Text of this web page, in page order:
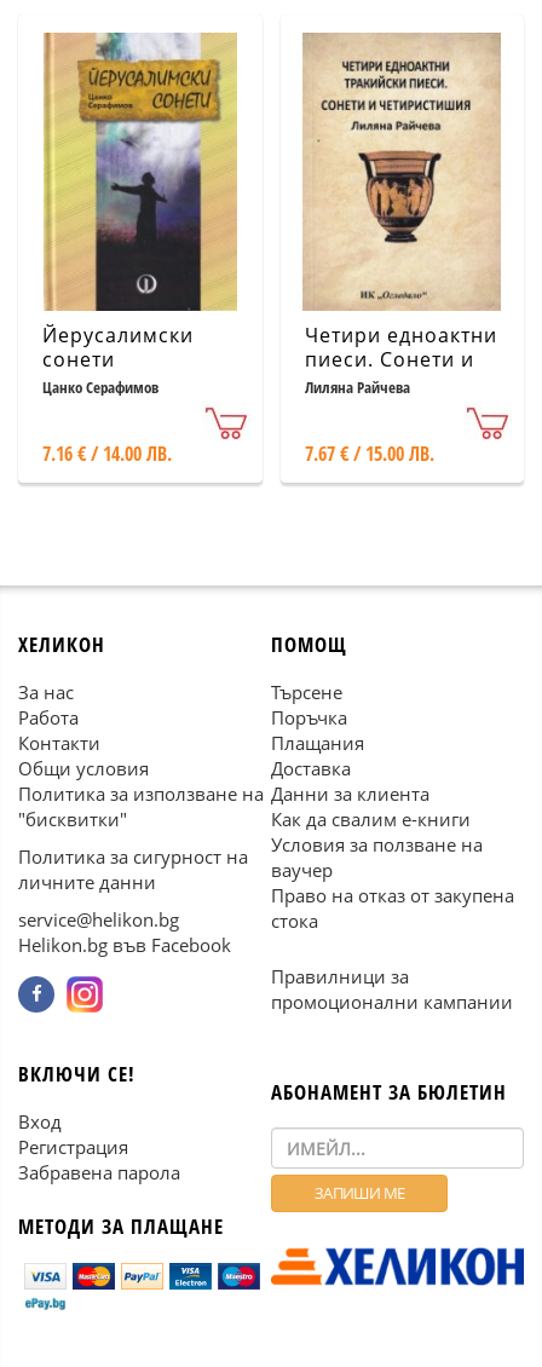
Йерусалимски
сонети
Цанко Серафимов
7.16 € / 14.00 ЛВ.
Четири едноактни
пиеси. Сонети и
четиристишия
Лиляна Райчева
7.67 € / 15.00 ЛВ.
ХЕЛИКОН
За нас
Работа
Контакти
Общи условия
Политика за използване на
"бисквитки"
Политика за сигурност на
личните данни
service@helikon.bg
Helikon.bg във Facebook
ПОМОЩ
Търсене
Поръчка
Плащания
Доставка
Данни за клиента
Как да свалим е-книги
Условия за ползване на
ваучер
Право на отказ от закупена
стока
Правилници за
промоционални кампании
ВКЛЮЧИ СЕ!
Вход
Регистрация
Забравена парола
МЕТОДИ ЗА ПЛАЩАНЕ
АБОНАМЕНТ ЗА БЮЛЕТИН